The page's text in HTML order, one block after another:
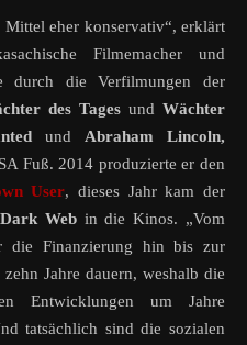
eher konservativ“, erklärt
Filmemacher und
durch die Verfilmungen der
des Tages und Wächter
und Abraham Lincoln,
Fuß. 2014 produzierte er den
User, dieses Jahr kam der
Webin die Kinos. „Vom
die Finanzierung hin bis zur
Jahre dauern, weshalb die
Entwicklungen um Jahre
tatsächlich sind die sozialen